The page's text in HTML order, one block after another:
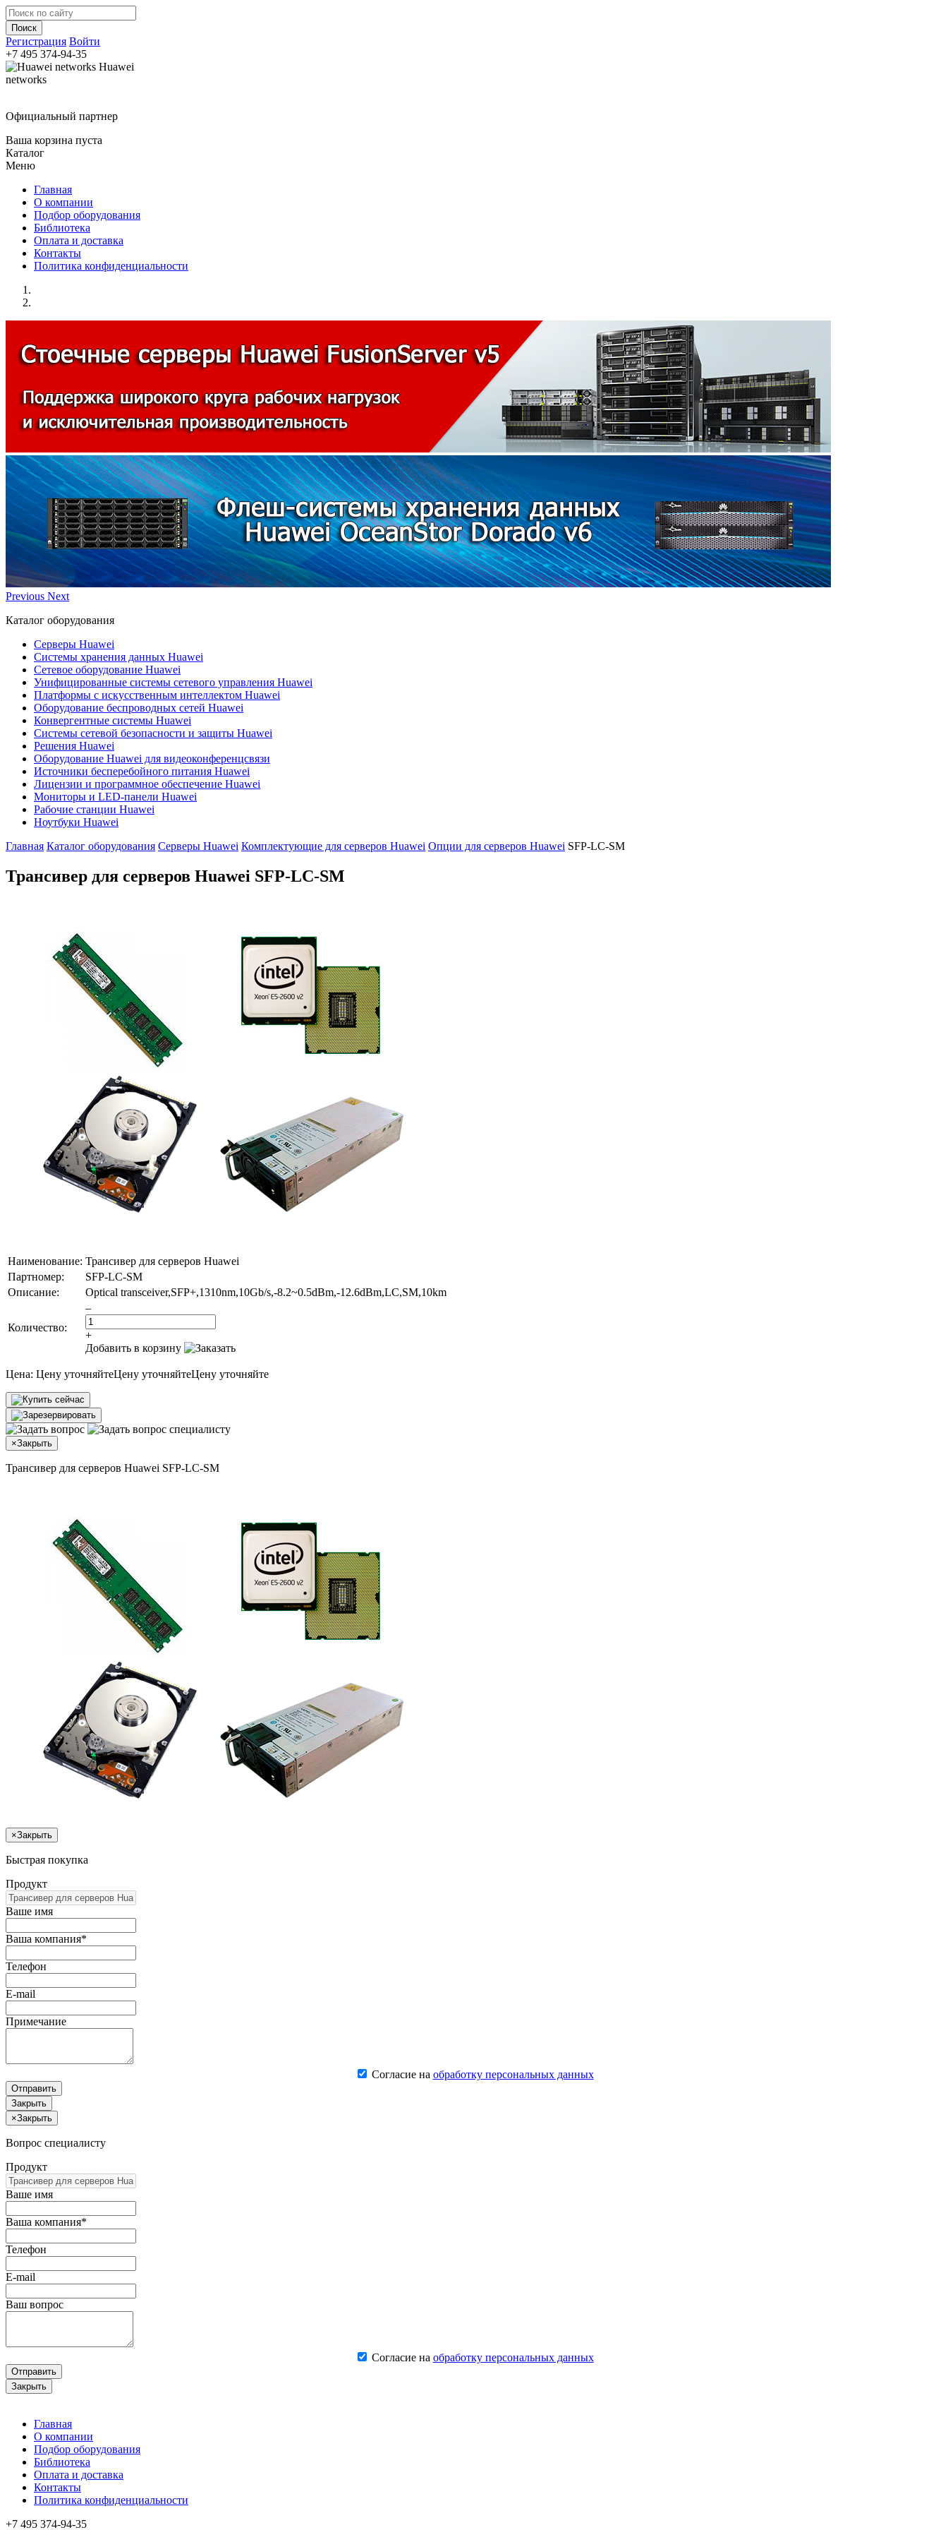
Регистрация Войти
+7 495 374-94-35
Huawei
networks
Официальный партнер
Ваша корзина пуста
Каталог
Меню
Главная
О компании
Подбор оборудования
Библиотека
Оплата и доставка
Контакты
Политика конфиденциальности
Previous Next
Каталог оборудования
Серверы Huawei
Системы хранения данных Huawei
Сетевое оборудование Huawei
Унифицированные системы сетевого управления Huawei
Платформы с искусственным интеллектом Huawei
Оборудование беспроводных сетей Huawei
Конвергентные системы Huawei
Системы сетевой безопасности и защиты Huawei
Решения Huawei
Оборудование Huawei для видеоконференцсвязи
Источники бесперебойного питания Huawei
Лицензии и программное обеспечение Huawei
Мониторы и LED-панели Huawei
Рабочие станции Huawei
Ноутбуки Huawei
Главная Каталог оборудования Серверы Huawei Комплектующие для серверов Huawei Опции для серверов Huawei SFP-LC-SM
Трансивер для серверов Huawei SFP-LC-SM
Наименование: Трансивер для серверов Huawei
Партномер:
SFP-LC-SM
Описание:
Optical transceiver,SFP+,1310nm,10Gb/s,-8.2~0.5dBm,-12.6dBm,LC,SM,10km
Количество:
–
+
Добавить в корзину
Цена: Цену уточняйтеЦену уточняйтеЦену уточняйте
×Закрыть
Трансивер для серверов Huawei SFP-LC-SM
×Закрыть
Быстрая покупка
Продукт
Ваше имя
Ваша компания*
Телефон
E-mail
Примечание
Согласие на обработку персональных данных
Отправить
Закрыть
×Закрыть
Вопрос специалисту
Продукт
Ваше имя
Ваша компания*
Телефон
E-mail
Ваш вопрос
Согласие на обработку персональных данных
Отправить
Закрыть
Главная
О компании
Подбор оборудования
Библиотека
Оплата и доставка
Контакты
Политика конфиденциальности
+7 495 374-94-35